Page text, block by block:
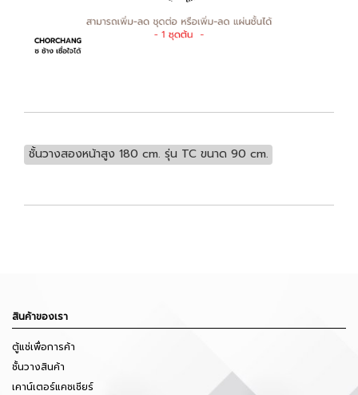
ชั้นวางสองหน้าสูง 180 cm. รุ่น TC ขนาด 90 cm.
สินค้าของเรา
ตู้แช่เพื่อการค้า
ชั้นวางสินค้า
เคาน์เตอร์แคชเชียร์